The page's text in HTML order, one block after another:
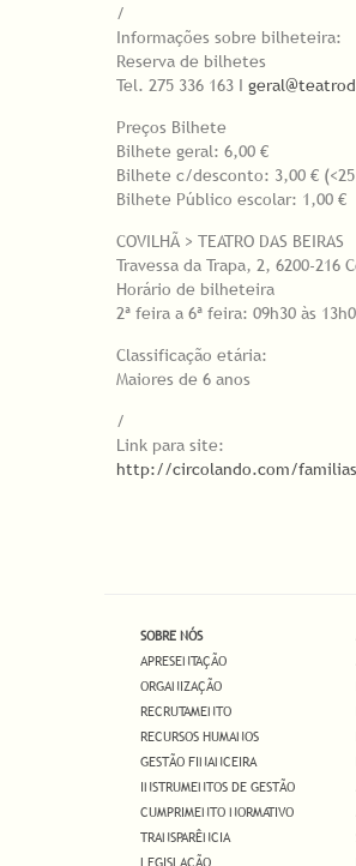
/
Informações sobre bilheteira:
Reserva de bilhetes
Tel. 275 336 163 I
Preços Bilhete
Bilhete geral: 6,00 €
Bilhete c/desconto: 3,00 €
Bilhete Público escolar: 1,00 €
COVILHÃ > TEATRO DAS BEIRAS
Travessa da Trapa, 2, 6200-216
Horário de bilheteira
2ª feira a 6ª feira: 09h30 às
Classificação etária:
Maiores de 6 anos
/
Link para site:
http://circolando.com/
SOBRE NÓS
APRESENTAÇÃO
ORGANIZAÇÃO
RECRUTAMENTO
RECURSOS HUMANOS
GESTÃO FINANCEIRA
INSTRUMENTOS DE GESTÃO
CUMPRIMENTO NORMATIVO
TRANSPARÊNCIA